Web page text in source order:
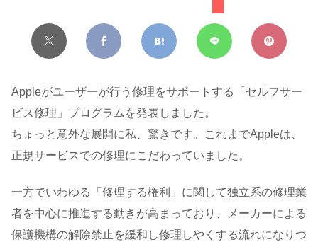
Appleがユーザーが行う修理をサポートする「セルフサー
ビス修理」プログラムを発表しました。
ちょっと意外な展開に私、驚きです。これまでAppleは、
正規サービスでの修理にこだわっていました。
一方でいわゆる「修理する権利」に関して独立系の修理業
者を中心に推進する動きが高まっており、メーカーによる
保護機構の解除禁止を緩和し修理しやくする流れになりつ